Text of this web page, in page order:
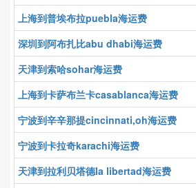
上海到普埃布拉puebla海运费
深圳到阿布扎比abu dhabi海运费
天津到索哈sohar海运费
上海到卡萨布兰卡casablanca海运费
宁波到辛辛那提cincinnati,oh海运费
宁波到卡拉奇karachi海运费
天津到拉利贝塔德la libertad海运费